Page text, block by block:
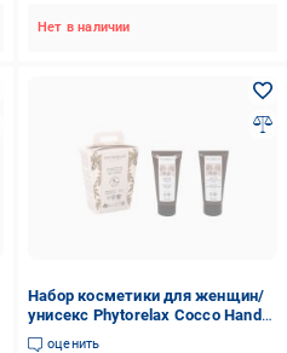
Нет в наличии
Набор косметики для женщин/
унисекс Phytorelax Cocco Hand
Treatment
оценить